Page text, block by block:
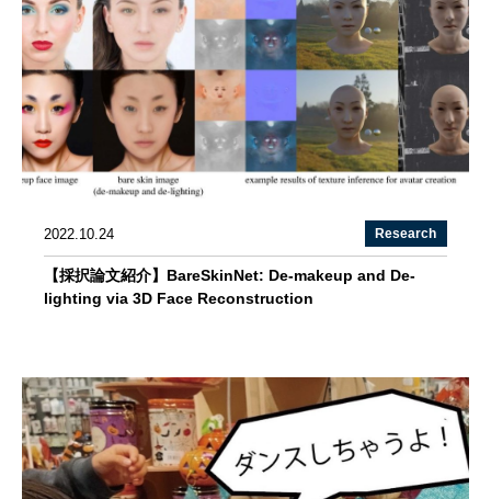
2022.10.24 Research
【採択論文紹介】BareSkinNet: De-makeup and De-
lighting via 3D Face Reconstruction